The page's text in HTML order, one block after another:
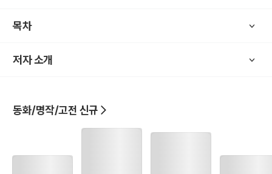
목차
저자 소개
동화/명작/고전 신규